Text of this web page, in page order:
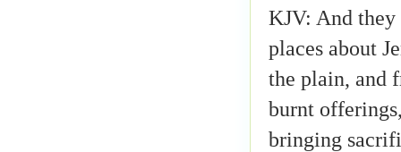
KJV: And
places about
the plain, and
burnt
bringing